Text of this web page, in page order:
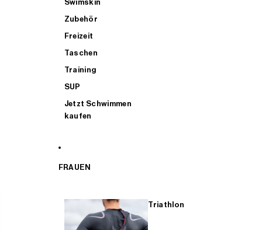
Swimskin
Zubehör
Freizeit
Taschen
Training
SUP
Jetzt Schwimmen
kaufen
FRAUEN
Triathlon